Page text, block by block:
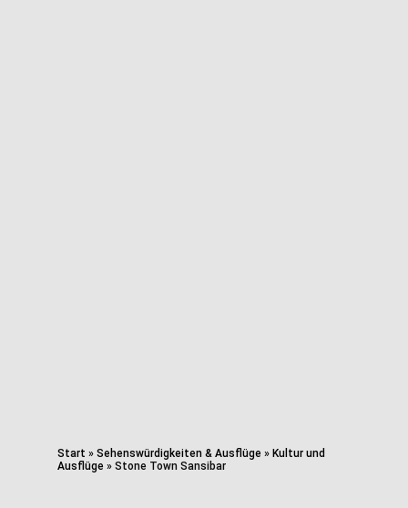
Start » Sehenswürdigkeiten & Ausflüge » Kultur und
Ausflüge » Stone Town Sansibar